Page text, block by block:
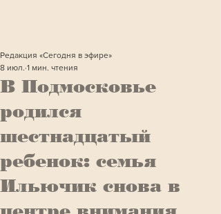
В Подмосковье
родился
шестнадцатый
ребенок: семья
Ильючик снова в
Редакция «Сегодня в эфире»
8 июл. 1 мин. чтения